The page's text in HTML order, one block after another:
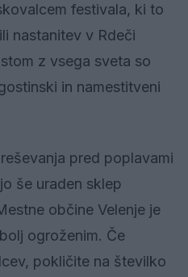
festivala, ki to
nastanitev v Rdeči
z vsega sveta so
in namestitveni
pred poplavami
še uraden sklep
občine Velenje je
ogroženim. Če
pokličite na številko